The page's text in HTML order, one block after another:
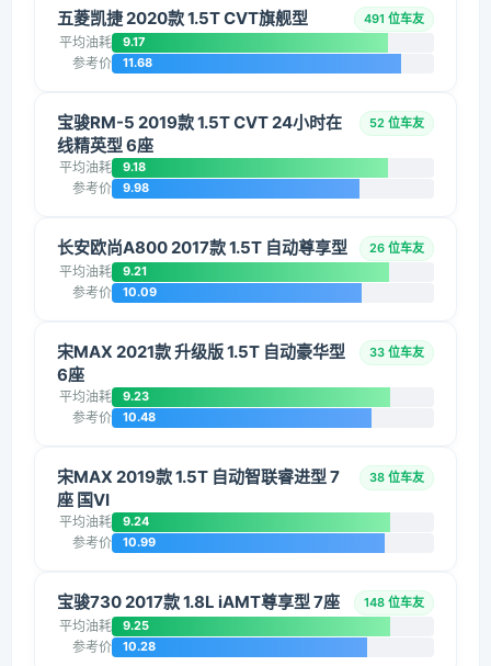
五菱凯捷 2020款 1.5T CVT旗舰型 491 位车友
平均油耗 9.17
参考价 11.68
宝骏RM-5 2019款 1.5T CVT 24小时在
线精英型 6座
52 位车友
平均油耗 9.18
参考价 9.98
长安欧尚A800 2017款 1.5T 自动尊享型 26 位车友
平均油耗 9.21
参考价 10.09
宋MAX 2021款 升级版 1.5T 自动豪华型
6座
33 位车友
平均油耗 9.23
参考价 10.48
宋MAX 2019款 1.5T 自动智联睿进型 7
座 国VI
38 位车友
平均油耗 9.24
参考价 10.99
宝骏730 2017款 1.8L iAMT尊享型 7座 148 位车友
平均油耗 9.25
参考价 10.28